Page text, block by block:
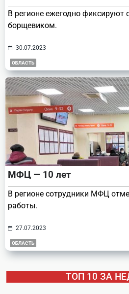
В регионе ежегодно фиксируют
борщевиком.
30.07.2023
ОБЛАСТЬ
МФЦ — 10 лет
В регионе сотрудники МФЦ
работы.
27.07.2023
ОБЛАСТЬ
ТОП 10 ЗА